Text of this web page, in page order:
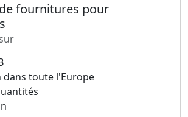
fournitures pour
dans toute l'Europe